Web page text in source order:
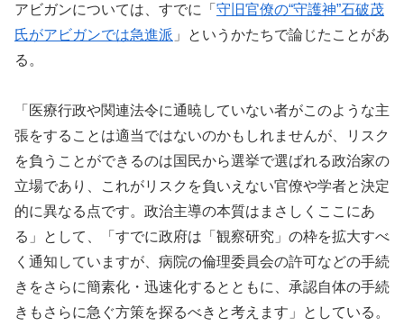
アビガンについては、すでに「 守旧官僚の“守護神”石破茂
氏がアビガンでは急進派 」というかたちで論じたことがあ
る。
「医療行政や関連法令に通暁していない者がこのような主
張をすることは適当ではないのかもしれませんが、リスク
を負うことができるのは国民から選挙で選ばれる政治家の
立場であり、これがリスクを負いえない官僚や学者と決定
的に異なる点です。政治主導の本質はまさしくここにあ
る」として、「すでに政府は「観察研究」の枠を拡大すべ
く通知していますが、病院の倫理委員会の許可などの手続
きをさらに簡素化・迅速化するとともに、承認自体の手続
きもさらに急ぐ方策を探るべきと考えます」としている。